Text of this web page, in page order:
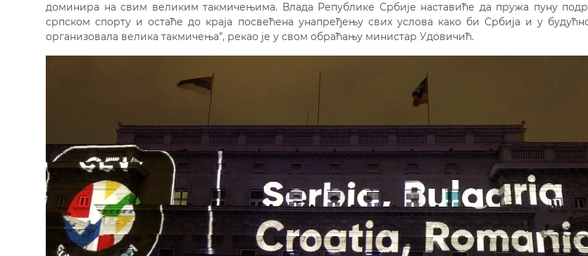
доминира на свим великим такмичењима. Влада Републике Србије наставиће да пружа пуну
српском спорту и остаће до краја посвећена унапређењу свих услова како би Србија и у
организовала велика такмичења”, рекао је у свом обраћању министар Удовичић.